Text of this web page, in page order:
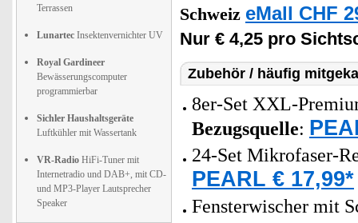
Terrassen
Lunartec Insektenvernichter UV
Royal Gardineer
Bewässerungscomputer
programmierbar
Sichler Haushaltsgeräte
Luftkühler mit Wassertank
VR-Radio HiFi-Tuner mit
Internetradio und DAB+, mit CD-
und MP3-Player Lautsprecher
Speaker
Schweiz eMall CHF
Nur € 4,25 pro
Zubehör / häufig
8er-Set XXL-
Bezugsquelle:
24-Set Mikrofaser-
PEARL € 17,99*
Fensterwischer mit